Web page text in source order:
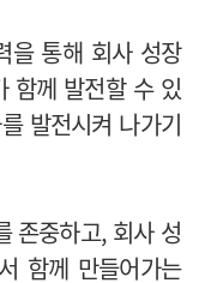
을 통해 회사 성장
함께 발전할 수 있
발전시켜 나가기
존중하고, 회사 성
함께 만들어가는